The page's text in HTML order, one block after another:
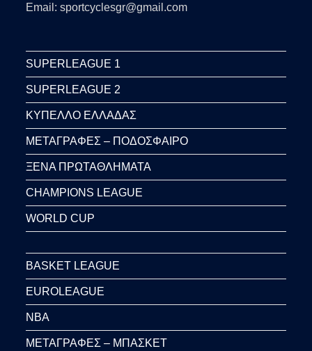
Email: sportcyclesgr@gmail.com
SUPERLEAGUE 1
SUPERLEAGUE 2
ΚΥΠΕΛΛΟ ΕΛΛΑΔΑΣ
ΜΕΤΑΓΡΑΦΕΣ – ΠΟΔΟΣΦΑΙΡΟ
ΞΕΝΑ ΠΡΩΤΑΘΛΗΜΑΤΑ
CHAMPIONS LEAGUE
WORLD CUP
BASKET LEAGUE
EUROLEAGUE
NBA
ΜΕΤΑΓΡΑΦΕΣ – ΜΠΑΣΚΕΤ